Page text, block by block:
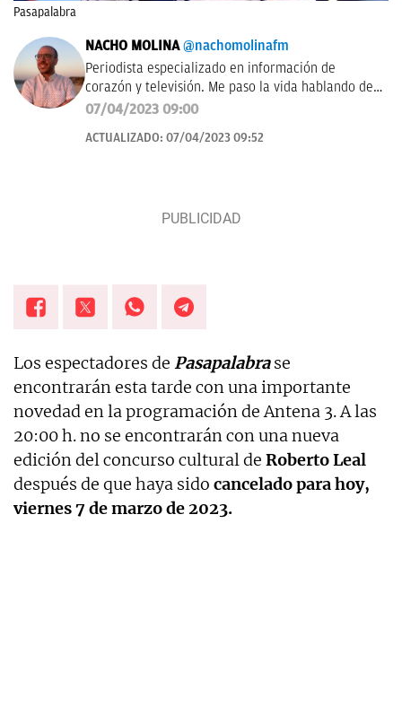
Pasapalabra
NACHO MOLINA @nachomolinafm
Periodista especializado en información de
corazón y televisión. Me paso la vida hablando de
'El Hormiguero', 'La Revuelta', 'Equipo de
las audiencias de televisión cada mañana.
07/04/2023 09:00
ACTUALIZADO: 07/04/2023 09:52
Los espectadores de Pasapalabra se
encontrarán esta tarde con una importante
novedad en la programación de Antena 3. A las
20:00 h. no se encontrarán con una nueva
edición del concurso cultural de Roberto Leal
después de que haya sido cancelado para hoy,
viernes 7 de marzo de 2023.